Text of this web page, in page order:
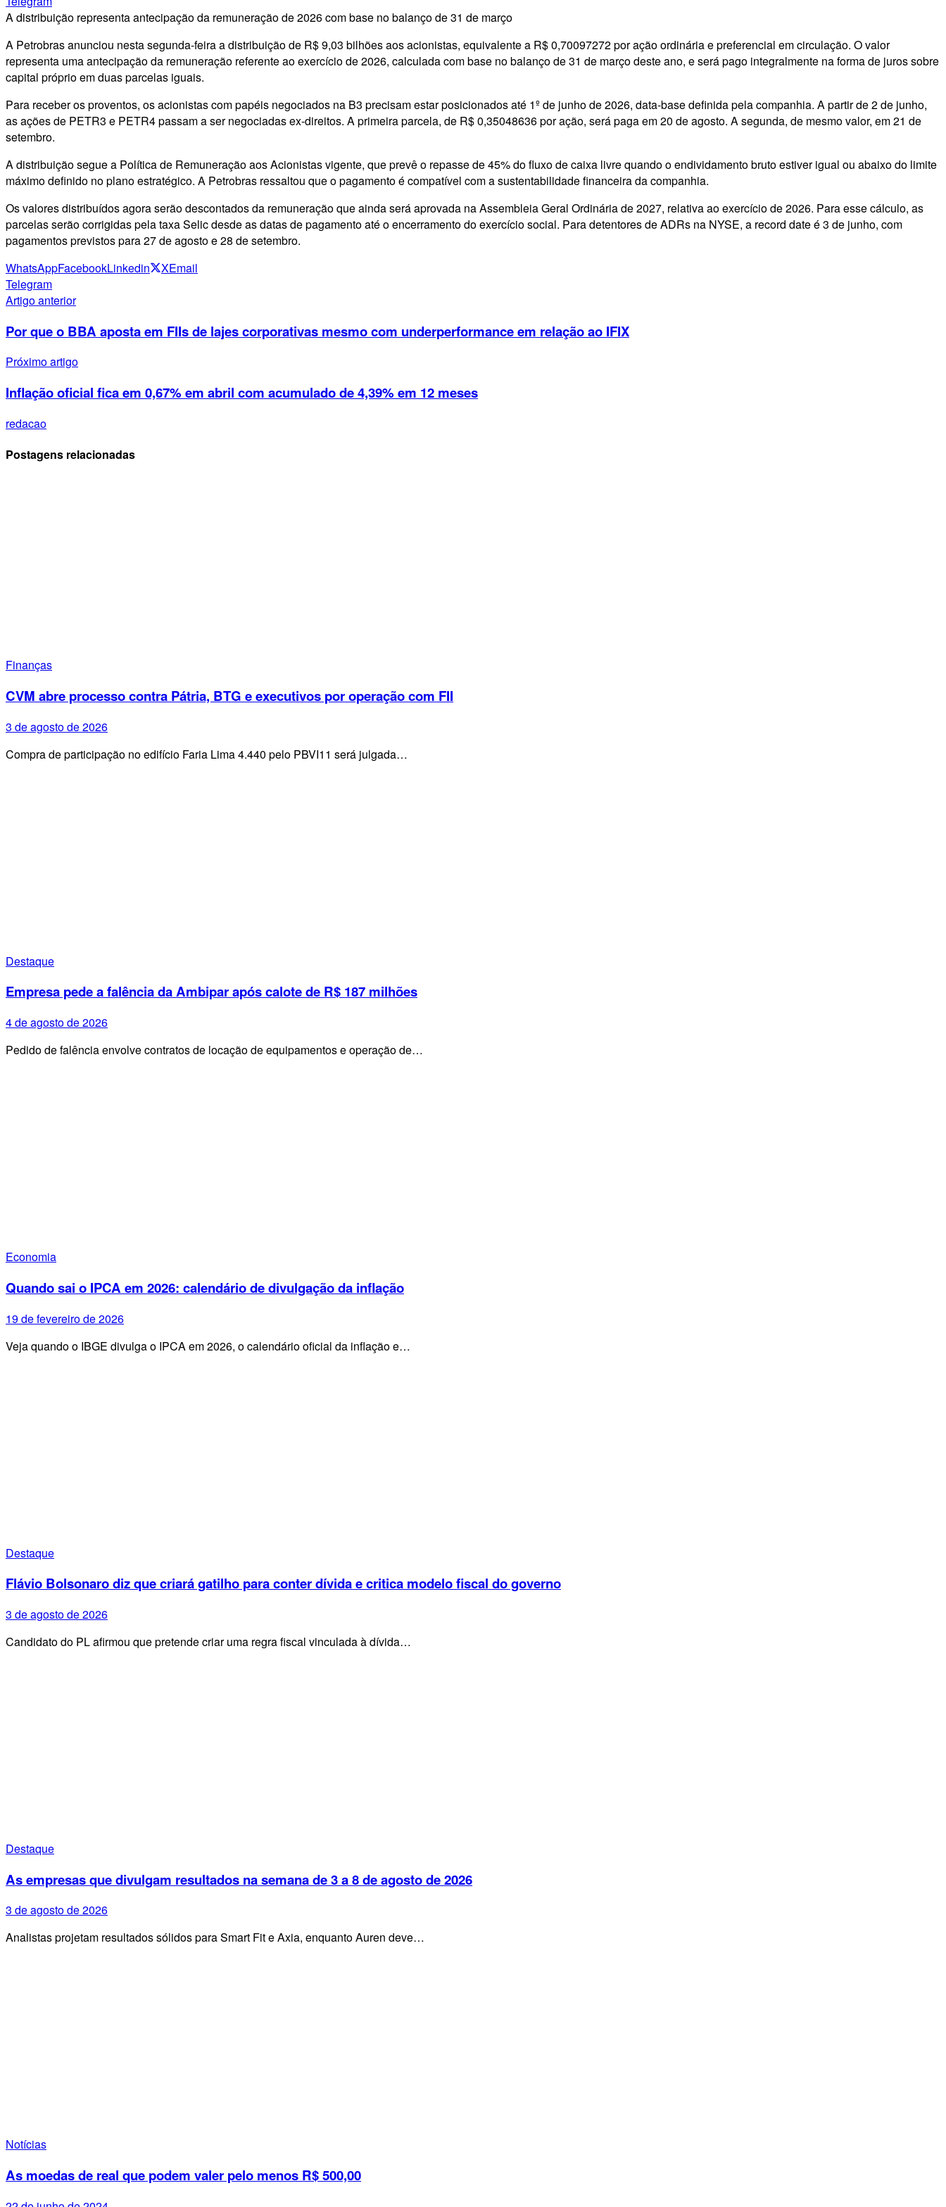
A distribuição representa antecipação da remuneração de 2026 com base no balanço de 31 de março
A Petrobras anunciou nesta segunda-feira a distribuição de R$ 9,03 bilhões aos acionistas, equivalente a R$ 0,70097272 por ação ordinária e preferencial em circulação. O valor
representa uma antecipação da remuneração referente ao exercício de 2026, calculada com base no balanço de 31 de março deste ano, e será pago integralmente na forma de juros sobre
capital próprio em duas parcelas iguais.
Para receber os proventos, os acionistas com papéis negociados na B3 precisam estar posicionados até 1º de junho de 2026, data-base definida pela companhia. A partir de 2 de junho,
as ações de PETR3 e PETR4 passam a ser negociadas ex-direitos. A primeira parcela, de R$ 0,35048636 por ação, será paga em 20 de agosto. A segunda, de mesmo valor, em 21 de
setembro.
A distribuição segue a Política de Remuneração aos Acionistas vigente, que prevê o repasse de 45% do fluxo de caixa livre quando o endividamento bruto estiver igual ou abaixo do limite
máximo definido no plano estratégico. A Petrobras ressaltou que o pagamento é compatível com a sustentabilidade financeira da companhia.
Os valores distribuídos agora serão descontados da remuneração que ainda será aprovada na Assembleia Geral Ordinária de 2027, relativa ao exercício de 2026. Para esse cálculo, as
parcelas serão corrigidas pela taxa Selic desde as datas de pagamento até o encerramento do exercício social. Para detentores de ADRs na NYSE, a record date é 3 de junho, com
pagamentos previstos para 27 de agosto e 28 de setembro.
WhatsAppFacebookLinkedin XEmail
Telegram
Artigo anterior
Por que o BBA aposta em FIIs de lajes corporativas mesmo com underperformance em relação ao IFIX
Próximo artigo
Inflação oficial fica em 0,67% em abril com acumulado de 4,39% em 12 meses
redacao
Postagens relacionadas
Finanças
CVM abre processo contra Pátria, BTG e executivos por operação com FII
3 de agosto de 2026
Compra de participação no edifício Faria Lima 4.440 pelo PBVI11 será julgada…
Destaque
Empresa pede a falência da Ambipar após calote de R$ 187 milhões
4 de agosto de 2026
Pedido de falência envolve contratos de locação de equipamentos e operação de…
Economia
Quando sai o IPCA em 2026: calendário de divulgação da inflação
19 de fevereiro de 2026
Veja quando o IBGE divulga o IPCA em 2026, o calendário oficial da inflação e…
Destaque
Flávio Bolsonaro diz que criará gatilho para conter dívida e critica modelo fiscal do governo
3 de agosto de 2026
Candidato do PL afirmou que pretende criar uma regra fiscal vinculada à dívida…
Destaque
As empresas que divulgam resultados na semana de 3 a 8 de agosto de 2026
3 de agosto de 2026
Analistas projetam resultados sólidos para Smart Fit e Axia, enquanto Auren deve…
Notícias
As moedas de real que podem valer pelo menos R$ 500,00